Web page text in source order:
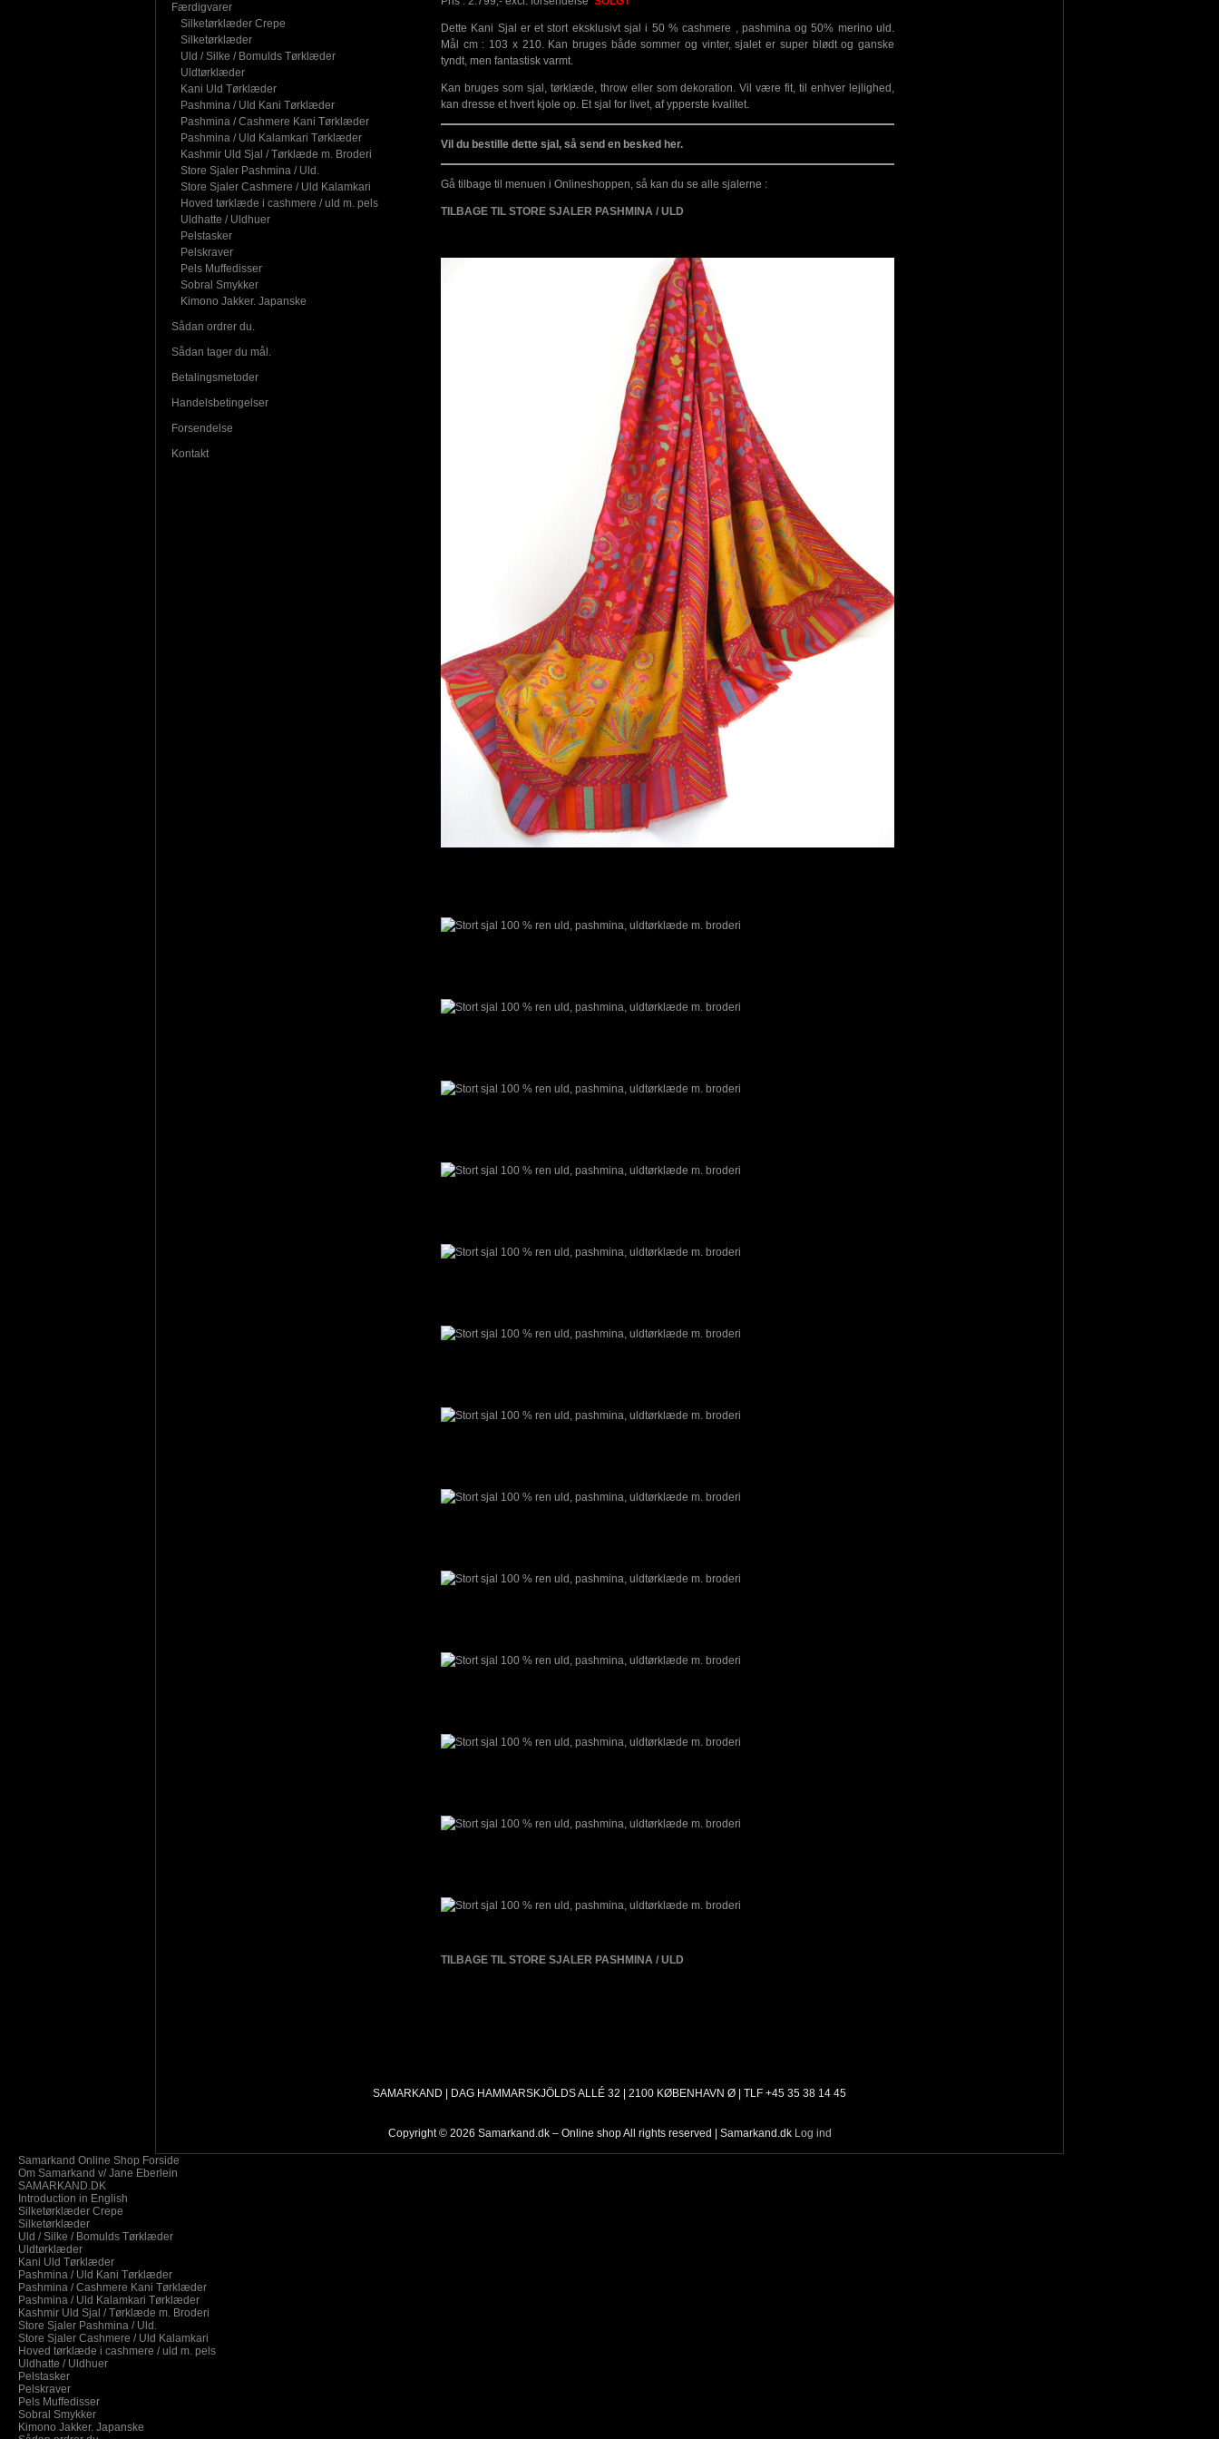
Færdigvarer
Silketørklæder Crepe
Silketørklæder
Uld / Silke / Bomulds Tørklæder
Uldtørklæder
Kani Uld Tørklæder
Pashmina / Uld Kani Tørklæder
Pashmina / Cashmere Kani Tørklæder
Pashmina / Uld Kalamkari Tørklæder
Kashmir Uld Sjal / Tørklæde m. Broderi
Store Sjaler Pashmina / Uld.
Store Sjaler Cashmere / Uld Kalamkari
Hoved tørklæde i cashmere / uld m. pels
Uldhatte / Uldhuer
Pelstasker
Pelskraver
Pels Muffedisser
Sobral Smykker
Kimono Jakker. Japanske
Sådan ordrer du.
Sådan tager du mål.
Betalingsmetoder
Handelsbetingelser
Forsendelse
Kontakt
Dette Kani Sjal er et stort eksklusivt sjal i 50 % cashmere , pashmina og 50% merino uld.
Mål cm : 103 x 210. Kan bruges både sommer og vinter, sjalet er super blødt og ganske
tyndt, men fantastisk varmt.
Kan bruges som sjal, tørklæde, throw eller som dekoration. Vil være fit, til enhver lejlighed,
kan dresse et hvert kjole op. Et sjal for livet, af ypperste kvalitet.
Vil du bestille dette sjal, så send en besked her.
Gå tilbage til menuen i Onlineshoppen, så kan du se alle sjalerne :
TILBAGE TIL STORE SJALER PASHMINA / ULD
TILBAGE TIL STORE SJALER PASHMINA / ULD
SAMARKAND | DAG HAMMARSKJÖLDS ALLÉ 32 | 2100 KØBENHAVN Ø | TLF +45 35 38 14 45
Copyright © 2026 Samarkand.dk – Online shop All rights reserved | Samarkand.dk Log ind
Samarkand Online Shop Forside
Om Samarkand v/ Jane Eberlein
SAMARKAND.DK
Introduction in English
Silketørklæder Crepe
Silketørklæder
Uld / Silke / Bomulds Tørklæder
Uldtørklæder
Kani Uld Tørklæder
Pashmina / Uld Kani Tørklæder
Pashmina / Cashmere Kani Tørklæder
Pashmina / Uld Kalamkari Tørklæder
Kashmir Uld Sjal / Tørklæde m. Broderi
Store Sjaler Pashmina / Uld.
Store Sjaler Cashmere / Uld Kalamkari
Hoved tørklæde i cashmere / uld m. pels
Uldhatte / Uldhuer
Pelstasker
Pelskraver
Pels Muffedisser
Sobral Smykker
Kimono Jakker. Japanske